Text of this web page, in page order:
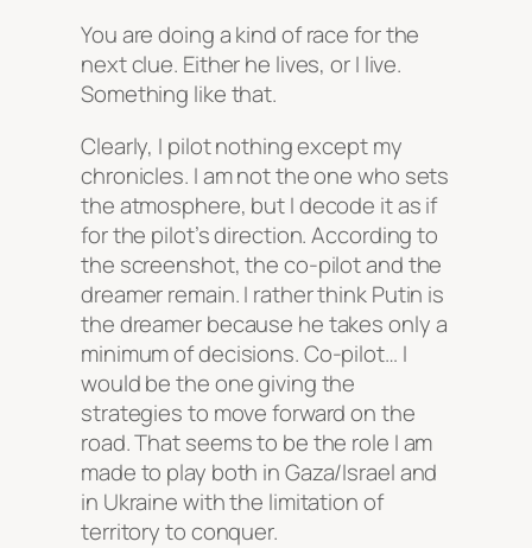
You are doing a kind of race for the
next clue. Either he lives, or I live.
Something like that.
Clearly, I pilot nothing except my
chronicles. I am not the one who sets
the atmosphere, but I decode it as if
for the pilot’s direction. According to
the screenshot, the co-pilot and the
dreamer remain. I rather think Putin is
the dreamer because he takes only a
minimum of decisions. Co-pilot… I
would be the one giving the
strategies to move forward on the
road. That seems to be the role I am
made to play both in Gaza/Israel and
in Ukraine with the limitation of
territory to conquer.